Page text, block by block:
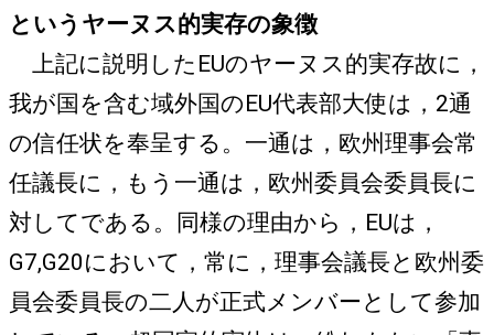
というヤーヌス的実存の象徴
上記に説明したEUのヤーヌス的実存故に，
我が国を含む域外国のEU代表部大使は，2通
の信任状を奉呈する。一通は，欧州理事会常
任議長に，もう一通は，欧州委員会委員長に
対してである。同様の理由から，EUは，
G7,G20において，常に，理事会議長と欧州委
員会委員長の二人が正式メンバーとして参加